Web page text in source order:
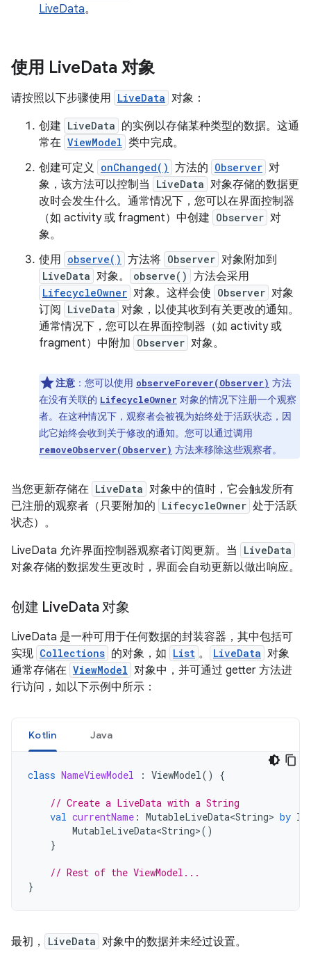
LiveData。
使用 LiveData 对象
请按照以下步骤使用 LiveData 对象：
创建 LiveData 的实例以存储某种类型的数据。这通
常在 ViewModel 类中完成。
创建可定义 onChanged() 方法的 Observer 对
象，该方法可以控制当
LiveData 对象存储的数据更
改时会发生什么。通常情况下，您可以在界面控制器
（如 activity 或 fragment）中创建 Observer 对
象。
使用 observe() 方法将 Observer 对象附加到
LiveData 对象。 observe() 方法会采用
LifecycleOwner 对象。这样会使 Observer 对象
订阅
LiveData 对象，以使其收到有关更改的通知。
通常情况下，您可以在界面控制器（如 activity 或
fragment）中附加 Observer 对象。
注意 ：您可以使用 observeForever(Observer) 方法
在没有关联的 LifecycleOwner 对象的情况下注册一个观察
者。在这种情况下，观察者会被视为始终处于活跃状态，因
此它始终会收到关于修改的通知。您可以通过调用
removeObserver(Observer) 方法来移除这些观察者。
当您更新存储在 LiveData 对象中的值时，它会触发所有
已注册的观察者（只要附加的 LifecycleOwner 处于活跃
状态）。
LiveData 允许界面控制器观察者订阅更新。当
LiveData
对象存储的数据发生更改时，界面会自动更新以做出响应。
创建 LiveData 对象
LiveData 是一种可用于任何数据的封装容器，其中包括可
实现 Collections 的对象，如 List 。 LiveData 对象
通常存储在 ViewModel 对象中，并可通过 getter 方法进
行访问，如以下示例中所示：
Kotlin Java
class NameViewModel : ViewModel() {
// Create a LiveData with a String
val currentName : MutableLiveData<String> by
MutableLiveData<String>()
}
// Rest of the ViewModel...
}
最初， LiveData 对象中的数据并未经过设置。